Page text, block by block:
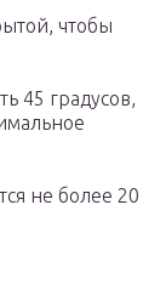
чтобы
45 градусов,
не более 20